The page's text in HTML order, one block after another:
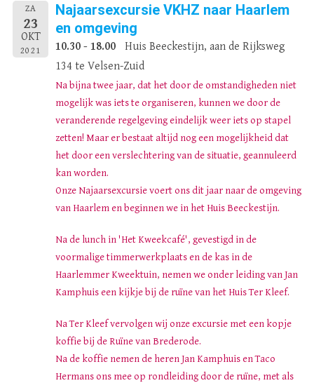
ZA
23
OKT
2021
Najaarsexcursie VKHZ naar Haarlem
en omgeving
10.30 - 18.00
Huis Beeckestijn, aan de Rijksweg
134 te Velsen-Zuid
Na bijna twee jaar, dat het door de omstandigheden niet
mogelijk was iets te organiseren, kunnen we door de
veranderende regelgeving eindelijk weer iets op stapel
zetten! Maar er bestaat altijd nog een mogelijkheid dat
het door een verslechtering van de situatie, geannuleerd
kan worden.
Onze Najaarsexcursie voert ons dit jaar naar de omgeving
van Haarlem en beginnen we in het Huis Beeckestijn.
Na de lunch in 'Het Kweekcafé', gevestigd in de
voormalige timmerwerkplaats en de kas in de
Haarlemmer Kweektuin, nemen we onder leiding van Jan
Kamphuis een kijkje bij de ruïne van het Huis Ter Kleef.
Na Ter Kleef vervolgen wij onze excursie met een kopje
koffie bij de Ruïne van Brederode.
Na de koffie nemen de heren Jan Kamphuis en Taco
Hermans ons mee op rondleiding door de ruïne, met als